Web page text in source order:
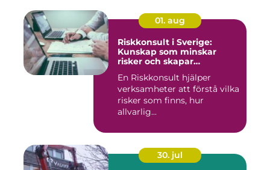
01. aug
Riskkonsult i Sverige:
Kunskap som minskar
risker och skapar
En Riskkonsult hjälper
verksamheter att förstå vilka
risker som finns, hur
allvarlig...
30. jul